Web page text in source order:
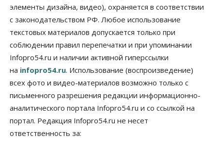
Бизнес Право&Порядок ПроБизнес
Злоумышленники опять атакуют
новосибирские компании через электронную
почту
06 Августа 2026, 11:00
Общество
Медики готовятся к второму пику активности
клещей в Новосибирской области
06 Августа 2026, 10:00
Общество
Из-за жары в Европе оливковое масло
в Новосибирске может снова подорожать
06 Августа 2026, 09:00
элементы дизайна, видео), охраняется в соответствии
с законодательством РФ. Любое использование
текстовых материалов допускается только при
соблюдении правил перепечатки и при упоминании
Infopro54.ru и наличии активной гиперссылки
на infopro54.ru. Использование (воспроизведение)
всех фото и видео-материалов возможно только с
письменного разрешения редакции информационно-
аналитического портала Infopro54.ru и со ссылкой на
портал. Редакция Infopro54.ru не несет
ответственность за: